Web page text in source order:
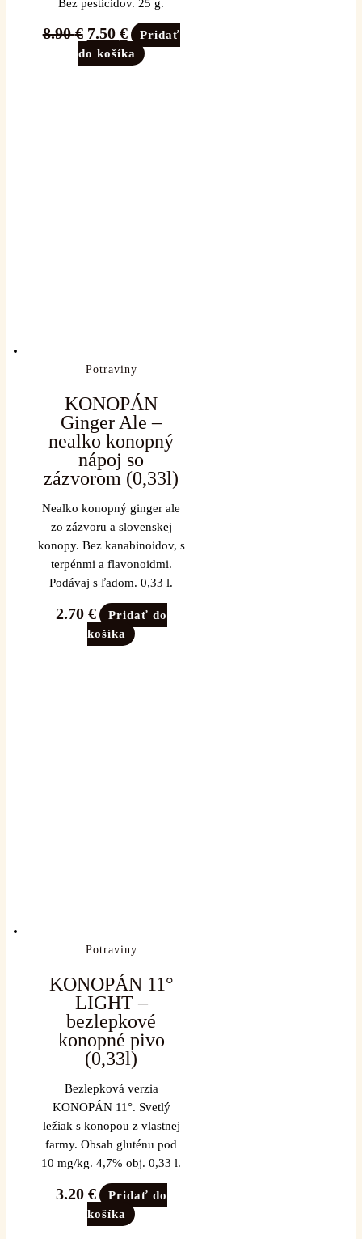
Bez pesticídov. 25 g.
8.90€ 7.50 €
Pridať
do košíka
Potraviny
KONOPÁN
Ginger Ale –
nealko konopný
nápoj so
zázvorom (0,33l)
Nealko konopný ginger ale
zo zázvoru a slovenskej
konopy. Bez kanabinoidov, s
terpénmi a flavonoidmi.
Podávaj s ľadom. 0,33 l.
2.70 €
Pridať do
košíka
Potraviny
KONOPÁN 11°
LIGHT –
bezlepkové
konopné pivo
(0,33l)
Bezlepková verzia
KONOPÁN 11°. Svetlý
ležiak s konopou z vlastnej
farmy. Obsah gluténu pod
10 mg/kg. 4,7% obj. 0,33 l.
3.20 €
Pridať do
košíka